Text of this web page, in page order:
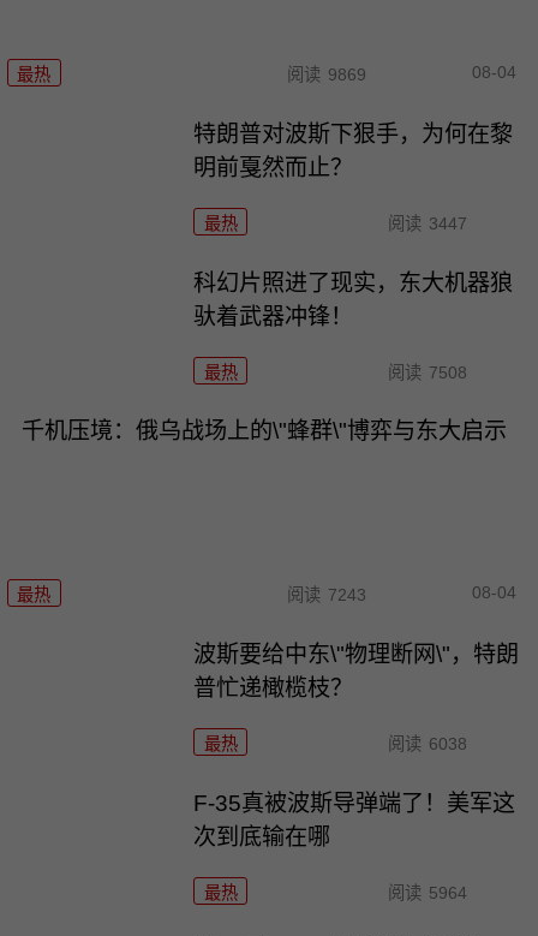
最热 阅读 9869 08-04
特朗普对波斯下狠手，为何在黎
明前戛然而止？
最热 阅读 3447
科幻片照进了现实，东大机器狼
驮着武器冲锋！
最热 阅读 7508
千机压境：俄乌战场上的\"蜂群\"博弈与东大启示
最热 阅读 7243 08-04
波斯要给中东\"物理断网\"，特朗
普忙递橄榄枝？
最热 阅读 6038
F-35真被波斯导弹端了！美军这
次到底输在哪
最热 阅读 5964